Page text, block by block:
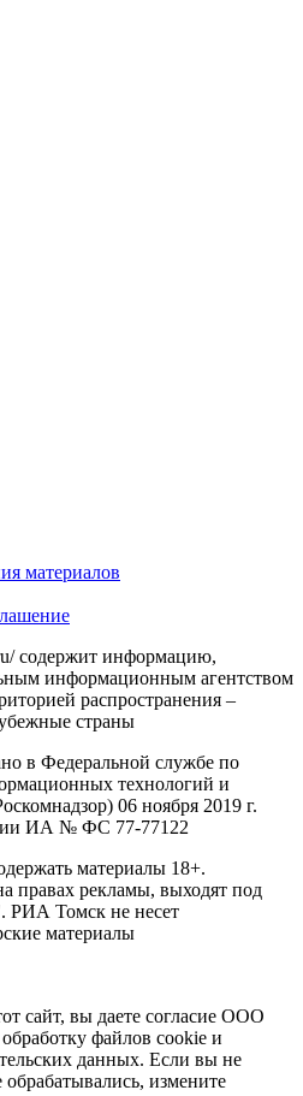
материалов
содержит информацию,
информационным агентством
распространения –
страны
в Федеральной службе по
технологий и
06 ноября 2019 г.
ИА № ФС 77-77122
материалы 18+.
правах рекламы, выходят под
РИА Томск не несет
материалы
сайт, вы даете согласие ООО
файлов cookie и
данных. Если вы не
измените